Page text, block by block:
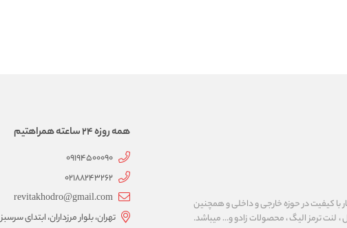
کیفیت در حوزه خارجی و داخلی و همچنین
لنت ترمز الیگ ، محصولات زادو و… میباشد.
همه روزه 24 ساعته همراهتیم
09194500090
02188243262
revitakhodro@gmail.com
تهران، بلوار مرزداران، ابتدای سرسبز